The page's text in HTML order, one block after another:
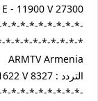
- 11900 V 27300
*-*-*-*-*-*-*-*-
*-*-*-*-*-*-*-*-*
ARMTV Armenia
التردد : Intelsat 60 E - 11622 V 8327
*-*-*-*-*-*-*-*-